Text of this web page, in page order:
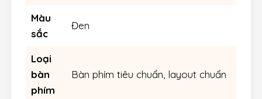
Màu
sắc
Đen
Loại
bàn
phím
Bàn phím tiêu chuẩn, layout chuẩn